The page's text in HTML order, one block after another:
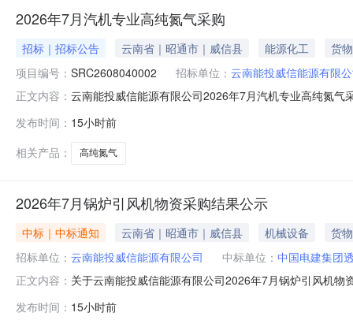
2026年7月汽机专业高纯氮气采购
招标｜招标公告 云南省｜昭通市｜威信县 能源化工
货物
项目编号： SRC2608040002 招标单位： 云南能投威信能源有限
正文内容： 云南能投威信能源有限公司2026年7月汽机专业高纯氮
称规格型号计量单位数量品类备注ByItem高纯氮气
发布时间： 15小时前
相关产品：
高纯氮气
2026年7月锅炉引风机物资采购结果公示
中标｜中标通知 云南省｜昭通市｜威信县 机械设备
货物
招标单位： 云南能投威信能源有限公司 中标单位： 中国电建集团
正文内容： 关于云南能投威信能源有限公司2026年7月锅炉引风机
再受理。公示结束后如未收到异议反馈，则以排名第一
发布时间： 15小时前